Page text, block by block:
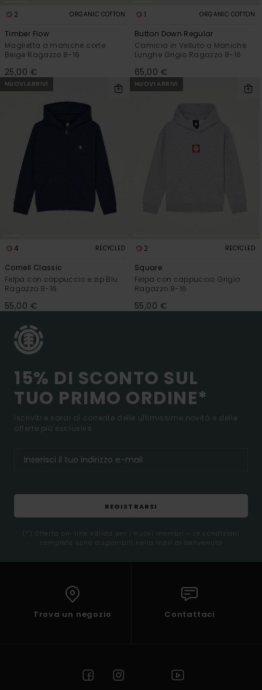
2 ORGANIC COTTON
Timber Flow
Maglietta a maniche corte
Beige Ragazzo 8-16
25,00 €
1 ORGANIC COTTON
Button Down Regular
Camicia in Velluto a Maniche
Lunghe Grigio Ragazzo 8-16
65,00 €
NUOVI ARRIVI
4 RECYCLED
Cornell Classic
Felpa con cappuccio e zip Blu
Ragazzo 8-16
55,00 €
NUOVI ARRIVI
2 RECYCLED
Square
Felpa con cappuccio Grigio
Ragazzo 8-16
55,00 €
15% DI SCONTO SUL
TUO PRIMO ORDINE*
Iscriviti e sarai al corrente delle ultimissime novità e delle
offerte più esclusive.
REGISTRARSI
(*) Offerta on-line valida per i nuovi membri - Le condizioni
complete sono disponibili nella mail di benvenuto
Trova un negozio Contattaci